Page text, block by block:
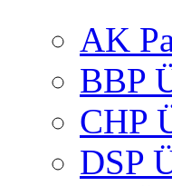
AK
BBP
CHP
DSP